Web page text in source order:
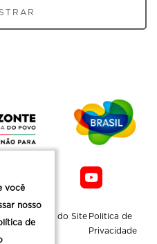
Mapa do Site Politica de
Privacidade
você
nosso
de